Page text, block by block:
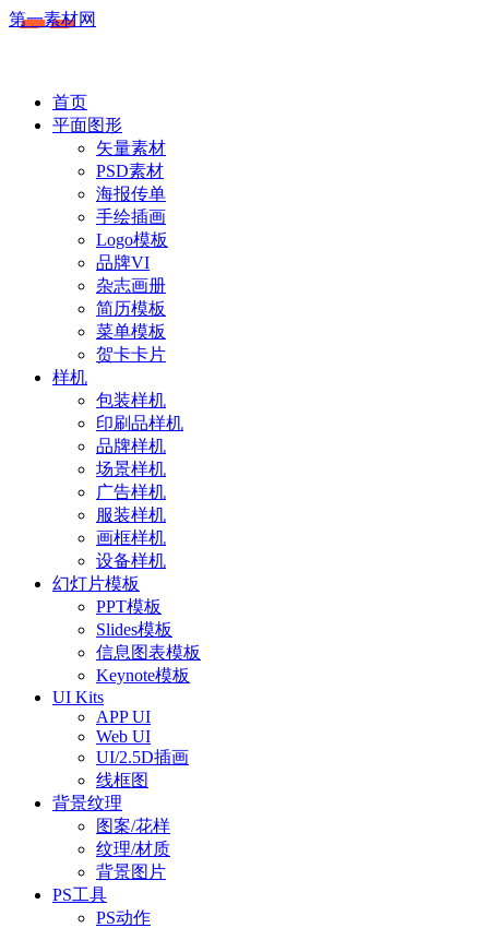
第一素材网
首页
平面图形
矢量素材
PSD素材
海报传单
手绘插画
Logo模板
品牌VI
杂志画册
简历模板
菜单模板
贺卡卡片
样机
包装样机
印刷品样机
品牌样机
场景样机
广告样机
服装样机
画框样机
设备样机
幻灯片模板
PPT模板
Slides模板
信息图表模板
Keynote模板
UI Kits
APP UI
Web UI
UI/2.5D插画
线框图
背景纹理
图案/花样
纹理/材质
背景图片
PS工具
PS动作